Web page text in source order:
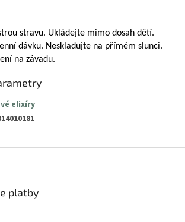
stravu. Ukládejte mimo dosah dětí.
dávku. Neskladujte na přímém slunci.
na závadu.
elixíry
platby